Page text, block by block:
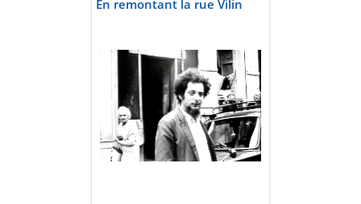
En remontant la rue Vilin